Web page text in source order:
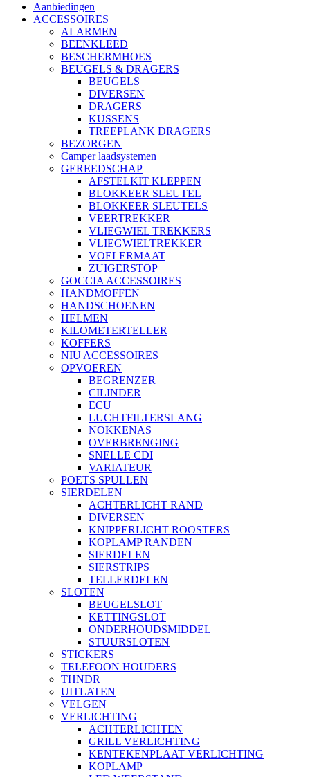
Aanbiedingen
ACCESSOIRES
ALARMEN
BEENKLEED
BESCHERMHOES
BEUGELS & DRAGERS
BEUGELS
DIVERSEN
DRAGERS
KUSSENS
TREEPLANK DRAGERS
BEZORGEN
Camper laadsystemen
GEREEDSCHAP
AFSTELKIT KLEPPEN
BLOKKEER SLEUTEL
BLOKKEER SLEUTELS
VEERTREKKER
VLIEGWIEL TREKKERS
VLIEGWIELTREKKER
VOELERMAAT
ZUIGERSTOP
GOCCIA ACCESSOIRES
HANDMOFFEN
HANDSCHOENEN
HELMEN
KILOMETERTELLER
KOFFERS
NIU ACCESSOIRES
OPVOEREN
BEGRENZER
CILINDER
ECU
LUCHTFILTERSLANG
NOKKENAS
OVERBRENGING
SNELLE CDI
VARIATEUR
POETS SPULLEN
SIERDELEN
ACHTERLICHT RAND
DIVERSEN
KNIPPERLICHT ROOSTERS
KOPLAMP RANDEN
SIERDELEN
SIERSTRIPS
TELLERDELEN
SLOTEN
BEUGELSLOT
KETTINGSLOT
ONDERHOUDSMIDDEL
STUURSLOTEN
STICKERS
TELEFOON HOUDERS
THNDR
UITLATEN
VELGEN
VERLICHTING
ACHTERLICHTEN
GRILL VERLICHTING
KENTEKENPLAAT VERLICHTING
KOPLAMP